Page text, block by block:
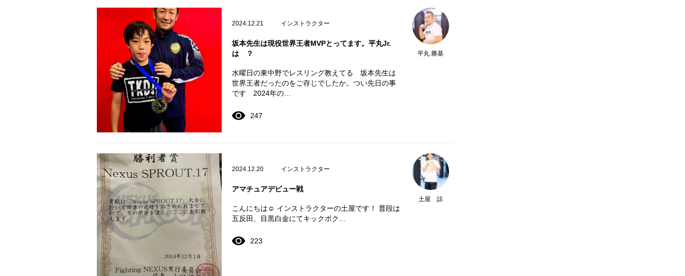
2024.12.21 インストラクター
平丸 勝基
坂本先生は現役世界王者MVPとってます。平丸Jr.
は ？
水曜日の東中野でレスリング教えてる 坂本先生は
世界王者だったのをご存じでしたか。つい先日の事
です 2024年の…
247
2024.12.20 インストラクター
土屋 諒
アマチュアデビュー戦
こんにちは☺️ インストラクターの土屋です！ 普段は
五反田、目黒白金にてキックボク…
223